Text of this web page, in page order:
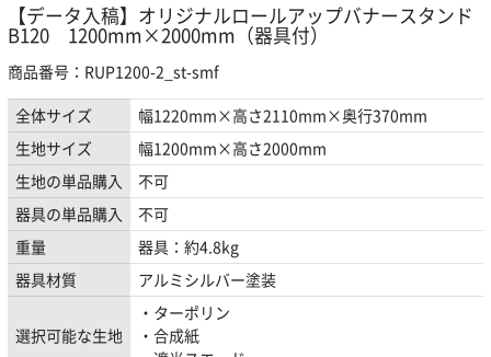
【データ入稿】オリジナルロールアップバナースタンド
B120 1200mm×2000mm（器具付）
商品番号：RUP1200-2_st-smf
全体サイズ
幅1220mm×高さ2110mm×奥行370mm
生地サイズ
幅1200mm×高さ2000mm
生地の単品購入
不可
器具の単品購入
不可
重量
器具：約4.8kg
器具材質
アルミシルバー塗装
選択可能な生地
・ターポリン
・合成紙